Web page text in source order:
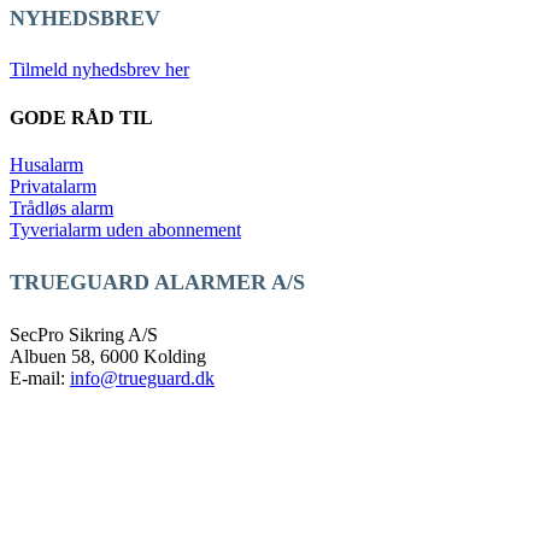
NYHEDSBREV
Tilmeld nyhedsbrev her
GODE RÅD TIL
Husalarm
Privatalarm
Trådløs alarm
Tyverialarm uden abonnement
TRUEGUARD ALARMER A/S
SecPro Sikring A/S
Albuen 58, 6000 Kolding
E-mail: info@trueguard.dk